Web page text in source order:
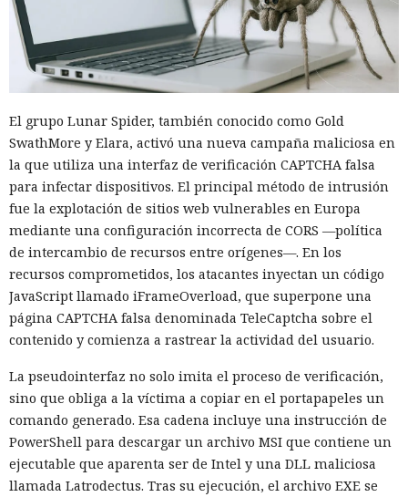
El grupo Lunar Spider, también conocido como Gold
SwathMore y Elara, activó una nueva campaña maliciosa en
la que utiliza una interfaz de verificación CAPTCHA falsa
para infectar dispositivos. El principal método de intrusión
fue la explotación de sitios web vulnerables en Europa
mediante una configuración incorrecta de CORS —política
de intercambio de recursos entre orígenes—. En los
recursos comprometidos, los atacantes inyectan un código
JavaScript llamado iFrameOverload, que superpone una
página CAPTCHA falsa denominada TeleCaptcha sobre el
contenido y comienza a rastrear la actividad del usuario.
La pseudointerfaz no solo imita el proceso de verificación,
sino que obliga a la víctima a copiar en el portapapeles un
comando generado. Esa cadena incluye una instrucción de
PowerShell para descargar un archivo MSI que contiene un
ejecutable que aparenta ser de Intel y una DLL maliciosa
llamada Latrodectus. Tras su ejecución, el archivo EXE se